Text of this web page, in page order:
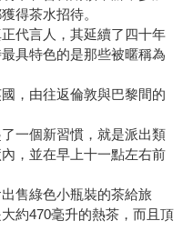
得茶水招待。
代言人，其延續了四十年
具特色的是那些被暱稱為
，由往返倫敦與巴黎間的
一個新習慣，就是派出類
，並在早上十一點左右前
售綠色小瓶裝的茶給旅
約470毫升的熱茶，而且頂